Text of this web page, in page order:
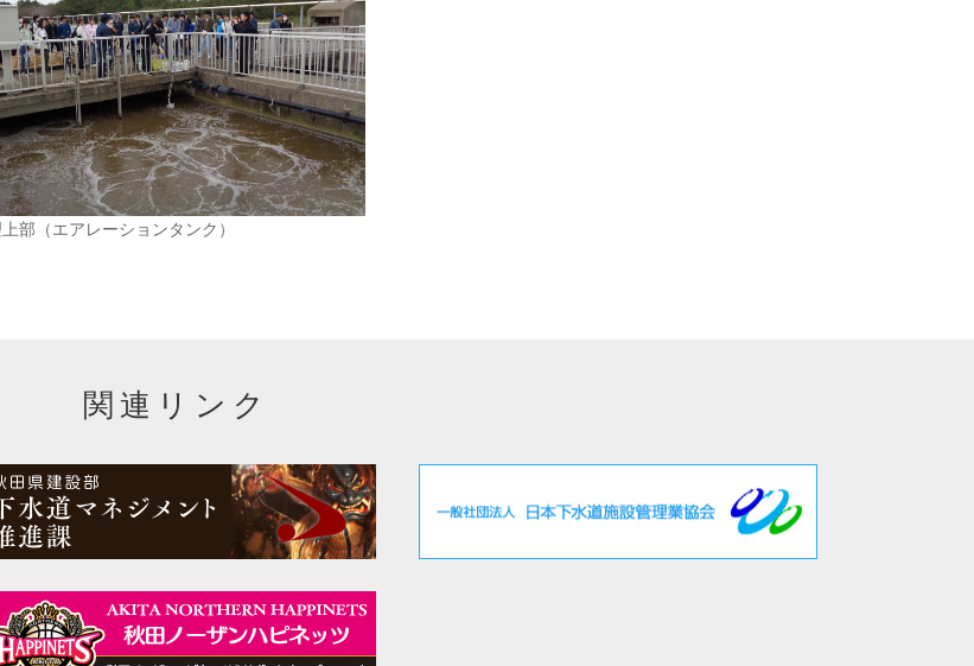
部（エアレーションタンク）
関連リンク